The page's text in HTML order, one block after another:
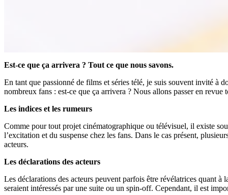
Est-ce que ça arrivera ? Tout ce que nous savons.
En tant que passionné de films et séries télé, je suis souvent invité à
nombreux fans : est-ce que ça arrivera ? Nous allons passer en revue
Les indices et les rumeurs
Comme pour tout projet cinématographique ou télévisuel, il existe
l’excitation et du suspense chez les fans. Dans le cas présent,
acteurs.
Les déclarations des acteurs
Les déclarations des acteurs peuvent parfois être révélatrices quant
seraient intéressés par une suite ou un spin-off. Cependant, il est